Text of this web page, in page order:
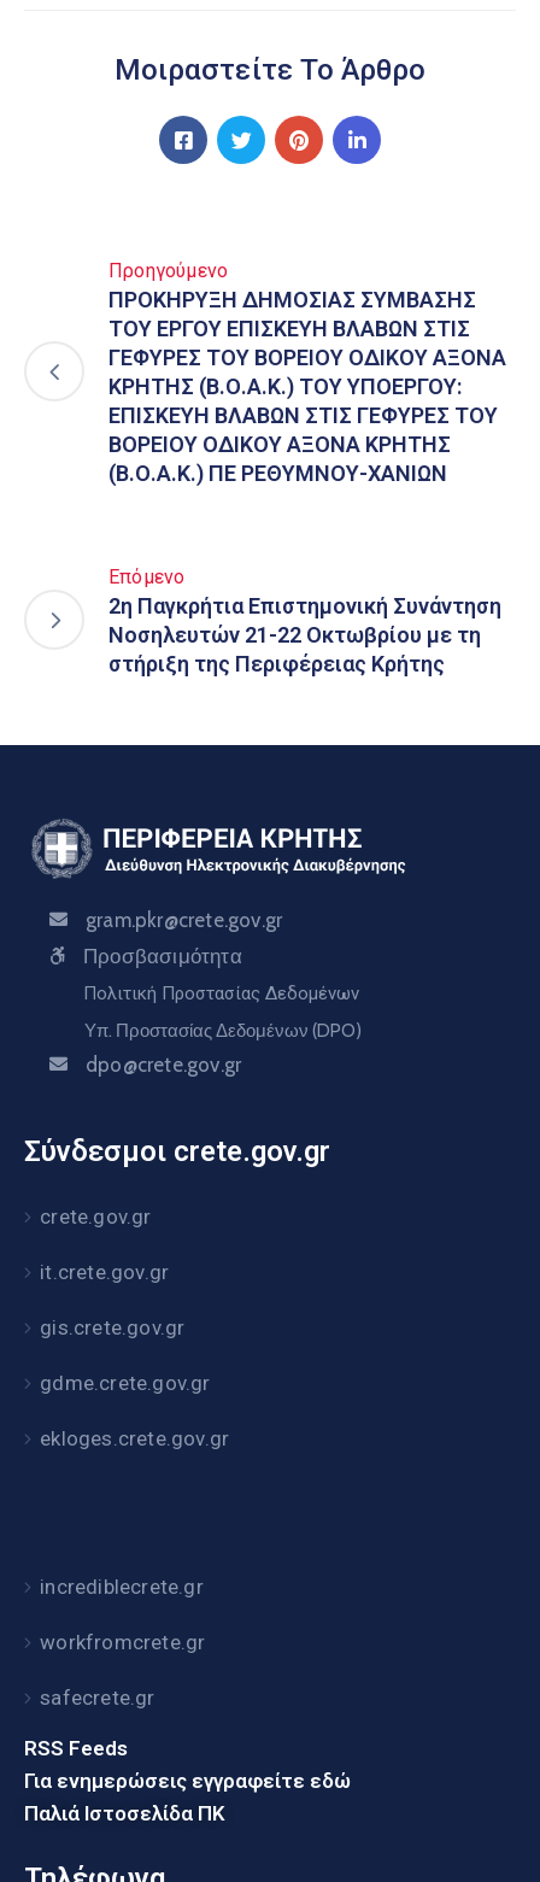
Μοιραστείτε Το Άρθρο
Προηγούμενο
ΠΡΟΚΗΡΥΞΗ ΔΗΜΟΣΙΑΣ ΣΥΜΒΑΣΗΣ
ΤΟΥ ΕΡΓΟΥ ΕΠΙΣΚΕΥΗ ΒΛΑΒΩΝ ΣΤΙΣ
ΓΕΦΥΡΕΣ ΤΟΥ ΒΟΡΕΙΟΥ ΟΔΙΚΟΥ ΑΞΟΝΑ
ΚΡΗΤΗΣ (Β.Ο.Α.Κ.) ΤΟΥ ΥΠΟΕΡΓΟΥ:
ΕΠΙΣΚΕΥΗ ΒΛΑΒΩΝ ΣΤΙΣ ΓΕΦΥΡΕΣ ΤΟΥ
ΒΟΡΕΙΟΥ ΟΔΙΚΟΥ ΑΞΟΝΑ ΚΡΗΤΗΣ
(Β.Ο.Α.Κ.) ΠΕ ΡΕΘΥΜΝΟΥ-ΧΑΝΙΩΝ
Επόμενο
2η Παγκρήτια Επιστημονική Συνάντηση
Νοσηλευτών 21-22 Οκτωβρίου με τη
στήριξη της Περιφέρειας Κρήτης
gram.pkr@crete.gov.gr
Προσβασιμότητα
Πολιτική Προστασίας Δεδομένων
Υπ. Προστασίας Δεδομένων (DPO)
dpo@crete.gov.gr
Σύνδεσμοι crete.gov.gr
crete.gov.gr
it.crete.gov.gr
gis.crete.gov.gr
gdme.crete.gov.gr
ekloges.crete.gov.gr
incrediblecrete.gr
workfromcrete.gr
safecrete.gr
RSS Feeds
Για ενημερώσεις εγγραφείτε εδώ
Παλιά Ιστοσελίδα ΠΚ